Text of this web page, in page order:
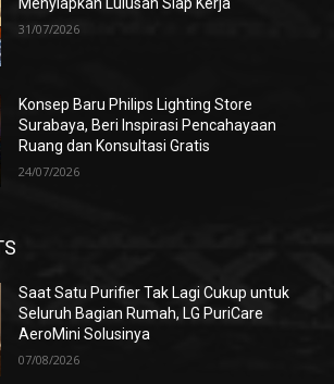
31/07/2026
Konsep Baru Philips Lighting Store
Surabaya, Beri Inspirasi Pencahayaan
Ruang dan Konsultasi Gratis
24/07/2026
Saat Satu Purifier Tak Lagi Cukup untuk
Seluruh Bagian Rumah, LG PuriCare
AeroMini Solusinya
07/08/2026